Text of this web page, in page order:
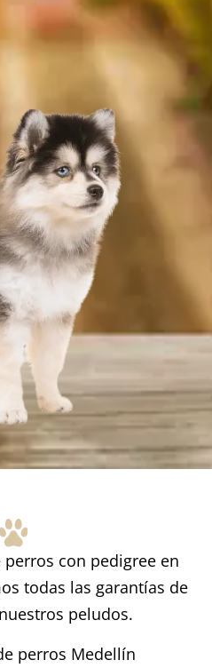
con pedigree en
todas las garantías de
peludos.
perros Medellín